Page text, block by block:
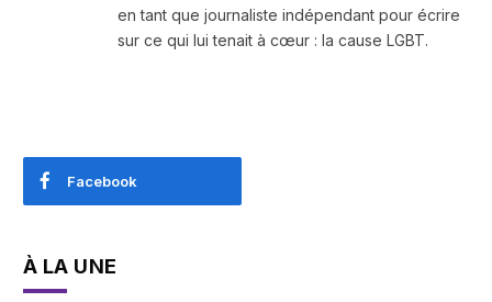
en tant que journaliste indépendant pour écrire
sur ce qui lui tenait à cœur : la cause LGBT.
Facebook
À LA UNE